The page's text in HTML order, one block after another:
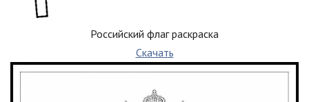
Российский флаг раскраска
Скачать